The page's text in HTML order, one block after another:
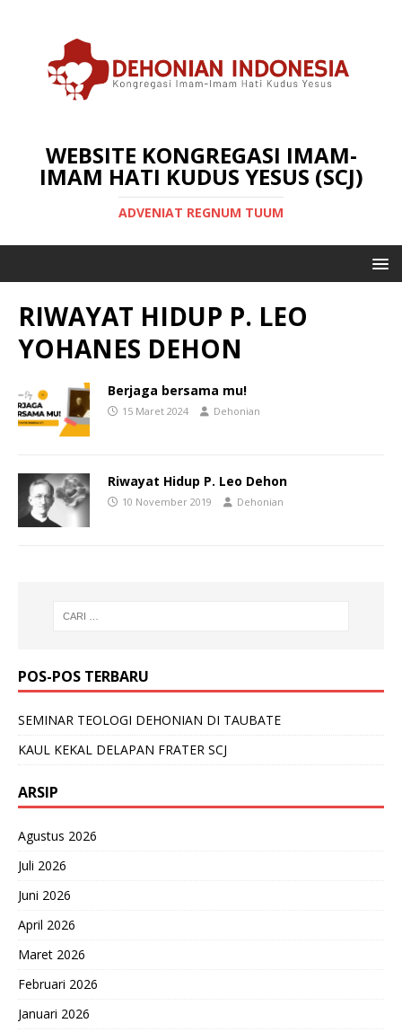
WEBSITE KONGREGASI IMAM-
IMAM HATI KUDUS YESUS (SCJ)
ADVENIAT REGNUM TUUM
RIWAYAT HIDUP P. LEO
YOHANES DEHON
Berjaga bersama mu!
15 Maret 2024 Dehonian
Riwayat Hidup P. Leo Dehon
10 November 2019 Dehonian
POS-POS TERBARU
SEMINAR TEOLOGI DEHONIAN DI TAUBATE
KAUL KEKAL DELAPAN FRATER SCJ
ARSIP
Agustus 2026
Juli 2026
Juni 2026
April 2026
Maret 2026
Februari 2026
Januari 2026